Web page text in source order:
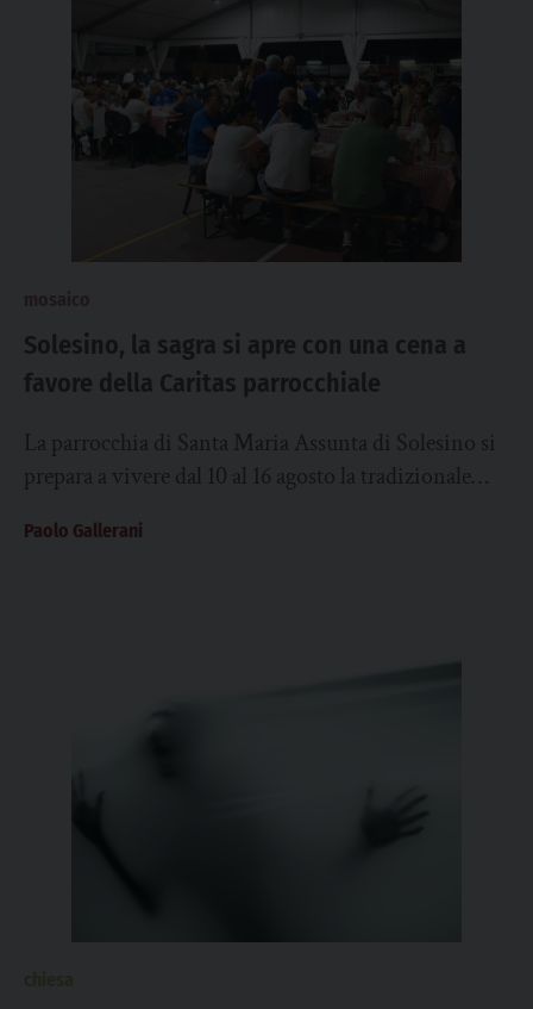
Solesino, la sagra si apre con una cena a
favore della Caritas parrocchiale
La parrocchia di Santa Maria Assunta di Solesino si
prepara a vivere dal 10 al 16 agosto la tradizionale
Paolo Gallerani